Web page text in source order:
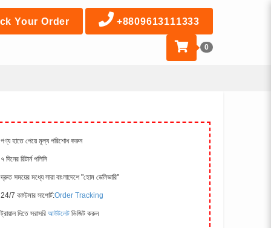
Your Order +8809613111333
0
হাতে পেয়ে মূল্য পরিশোধ করুন
দিনের রিটার্ন পলিসি
সময়ের মধ্যে সারা বাংলাদেশে "হোম ডেলিভারি"
7 কাস্টমার সাপোর্ট:Order Tracking
দিতে সরাসরিআউটলেটভিজিট করুন